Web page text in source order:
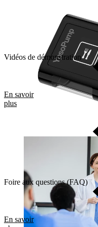
Vidéos de démonstration
En savoir
plus
Foire aux questions (FAQ)
En savoir